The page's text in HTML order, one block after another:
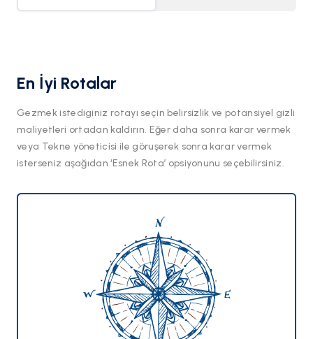
En İyi Rotalar
Gezmek istediginiz rotayı seçin belirsizlik ve potansiyel gizli
maliyetleri ortadan kaldırın. Eğer daha sonra karar vermek
veya Tekne yöneticisi ile göruşerek sonra karar vermek
isterseniz aşağıdan ‘Esnek Rota’ opsiyonunu seçebilirsiniz.